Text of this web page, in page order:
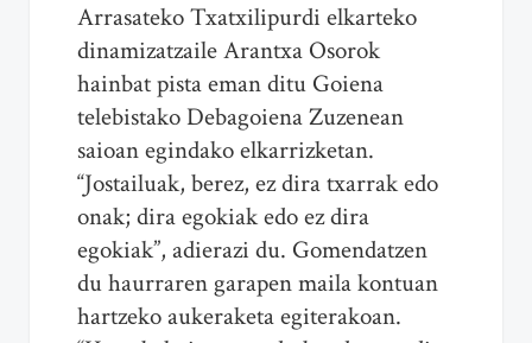
Arrasateko Txatxilipurdi elkarteko
dinamizatzaile Arantxa Osorok
hainbat pista eman ditu Goiena
telebistako Debagoiena Zuzenean
saioan egindako elkarrizketan.
“Jostailuak, berez, ez dira txarrak edo
onak; dira egokiak edo ez dira
egokiak”, adierazi du. Gomendatzen
du haurraren garapen maila kontuan
hartzeko aukeraketa egiterakoan.